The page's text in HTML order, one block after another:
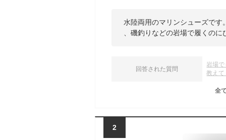
水陸両用のマリンシューズで
、磯釣りなどの岩場で履くの
回答された質問
岩場
教えて
全
2